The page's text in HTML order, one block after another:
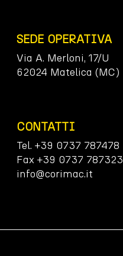
SEDE OPERATIVA
Via A. Merloni, 17/U
62024 Matelica (MC)
CONTATTI
Tel. +39 0737 787478
Fax +39 0737 787323
info@corimac.it